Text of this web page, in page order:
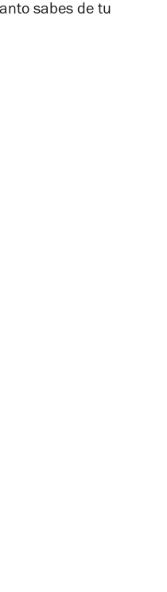
sabes de tu